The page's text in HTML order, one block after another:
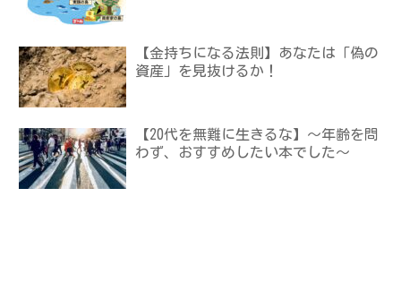
【金持ちになる法則】あなたは「偽の
資産」を見抜けるか！
【20代を無難に生きるな】〜年齢を問
わず、おすすめしたい本でした〜